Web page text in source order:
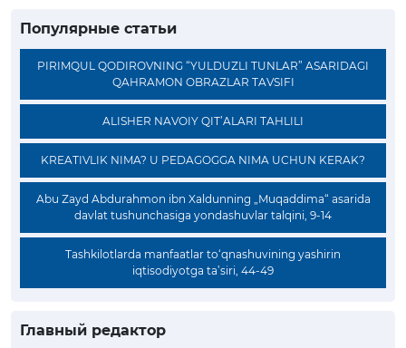
Популярные статьи
PIRIMQUL QODIROVNING “YULDUZLI TUNLAR” ASARIDAGI
QAHRAMON OBRAZLAR TAVSIFI
ALISHER NAVOIY QIT’ALARI TAHLILI
KREATIVLIK NIMA? U PEDAGOGGA NIMA UCHUN KERAK?
Abu Zayd Abdurahmon ibn Xaldunning „Muqaddima“ asarida
davlat tushunchasiga yondashuvlar talqini, 9-14
Tashkilotlarda manfaatlar to‘qnashuvining yashirin
iqtisodiyotga ta’siri, 44-49
Главный редактор